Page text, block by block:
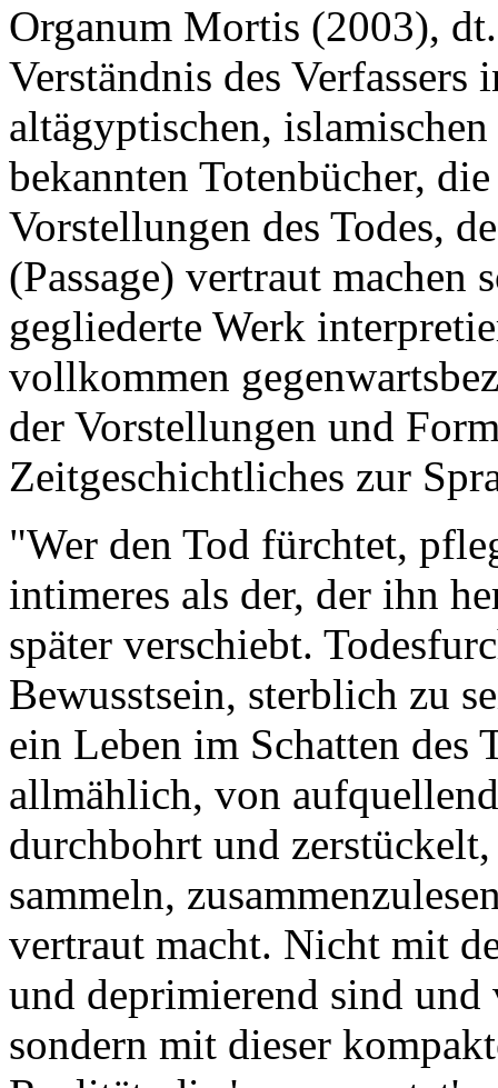
Organum Mortis (2003), dt.
Verständnis des
altägyptischen,
bekannten Totenbücher,
Vorstellungen des Todes,
(Passage) vertraut machen
gegliederte Werk
vollkommen
der Vorstellungen und
Zeitgeschichtliches zur
"Wer den Tod fürchtet,
intimeres als der, der ihn
später verschiebt.
Bewusstsein, sterblich zu
ein Leben im Schatten des
allmählich, von
durchbohrt und
sammeln,
vertraut macht. Nicht mit
und deprimierend sind und
sondern mit dieser